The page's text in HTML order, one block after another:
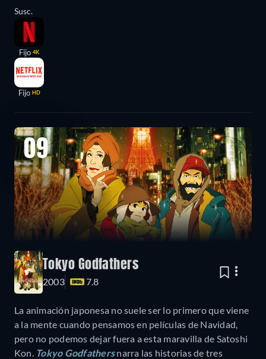
Susc.
Fijo 4K
Fijo HD
09
Tokyo Godfathers
2003 7.8
La animación japonesa no suele ser lo primero que viene
a la mente cuando pensamos en películas de Navidad,
pero no podemos dejar fuera a esta maravilla de Satoshi
Kon. Tokyo Godfathersnarra las historias de tres